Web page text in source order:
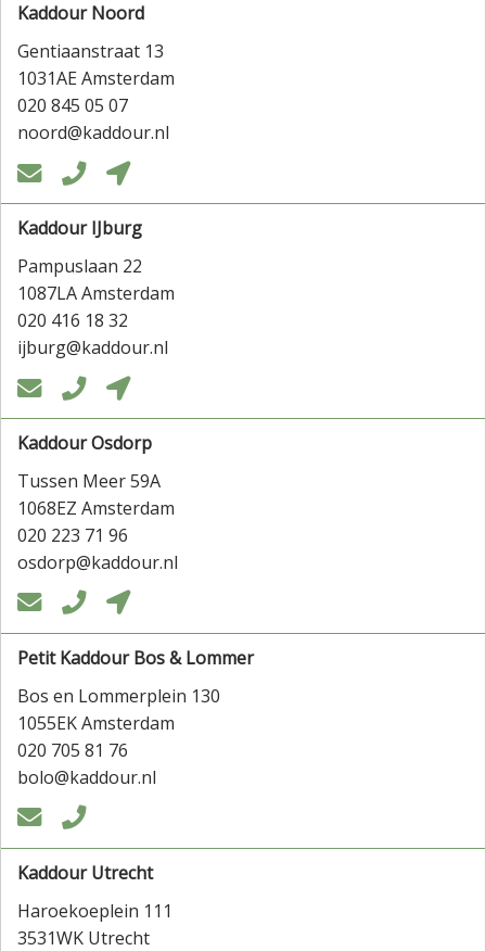
Kaddour Noord
Gentiaanstraat 13
1031AE Amsterdam
020 845 05 07
noord@kaddour.nl
  
Kaddour IJburg
Pampuslaan 22
1087LA Amsterdam
020 416 18 32
ijburg@kaddour.nl
  
Kaddour Osdorp
Tussen Meer 59A
1068EZ Amsterdam
020 223 71 96
osdorp@kaddour.nl
  
Petit Kaddour Bos & Lommer
Bos en Lommerplein 130
1055EK Amsterdam
020 705 81 76
bolo@kaddour.nl
 
Kaddour Utrecht
Haroekoeplein 111
3531WK Utrecht